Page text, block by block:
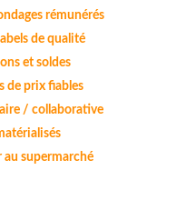
rémunérés
de qualité
et soldes
de prix fiables
/ collaborative
au supermarché